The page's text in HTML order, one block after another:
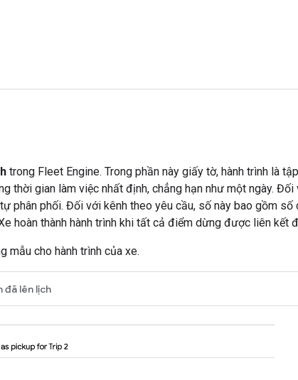
trong Fleet Engine. Trong phần này giấy tờ, hành trình là
thời gian làm việc nhất định, chẳng hạn như một ngày.
phân phối. Đối với kênh theo yêu cầu, số này bao gồm
hoàn thành hành trình khi tất cả điểm dừng được liên kết
mẫu cho hành trình của xe.
đã lên lịch